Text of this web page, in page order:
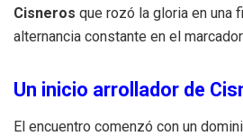
Cisneros que rozó la gloria en una
alternancia constante en el
Un inicio arrollador de
El encuentro comenzó con un